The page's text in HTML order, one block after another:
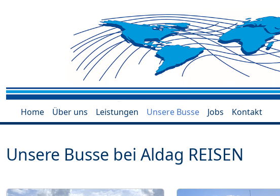
Home Über uns Leistungen Unsere Busse Jobs Kontakt
Unsere Busse bei Aldag REISEN